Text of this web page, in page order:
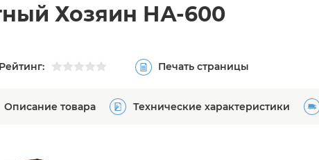
Хозяин НА-600
Рейтинг: Печать страницы
Описание товара Технические характеристики